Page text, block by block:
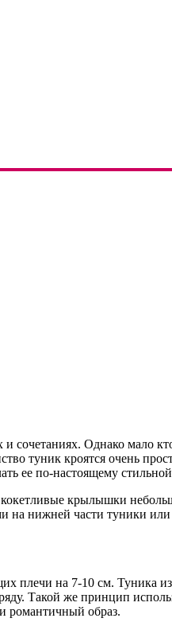
сочетаниях. Однако мало
туник кроятся очень
ее по-настоящему
крылышки
нижней части туники или
плечи на 7-10 см. Туника
Такой же принцип
романтичный образ.